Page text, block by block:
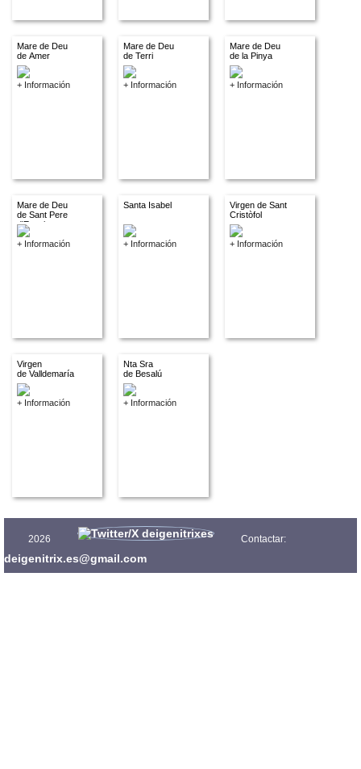
Mare de Deu
de Amer
+ Información
Mare de Deu
de Terri
+ Información
Mare de Deu
de la Pinya
+ Información
Mare de Deu
de Sant Pere
d'Espuig
+ Información
Santa Isabel
+ Información
Virgen de Sant
Cristòfol
+ Información
Virgen
de Valldemaría
+ Información
Nta Sra
de Besalú
+ Información
2026 Contactar:
deigenitrix.es@gmail.com